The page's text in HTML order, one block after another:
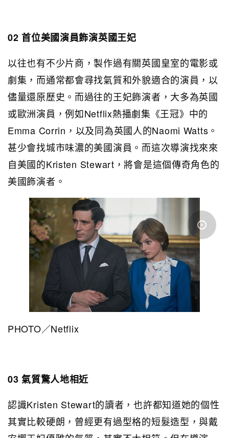
02 首位美國演員飾演英國王妃
以往也有不少片商，製作過有關英國皇室的電影或
劇集，而通常都會尋找氣質和外貌適合的演員，以
儘量還原歷史。而過往的王妃飾演者，大多為英國
或歐洲演員，例如Netflix熱播劇集《王冠》中的
Emma Corrin，以及同為英國人的Naomi Watts。
甚少會找城市味濃的美國演員。而這次導演找來來
自美國的Kristen Stewart，將會是這個傳奇角色的
美國飾演者。
PHOTO／Netflix
03 氣質驚人地相近
認識Kristen Stewart的讀者，也許都知道她的個性
其實比較硬朗，曾經更有過型格的短髮造型，與戴